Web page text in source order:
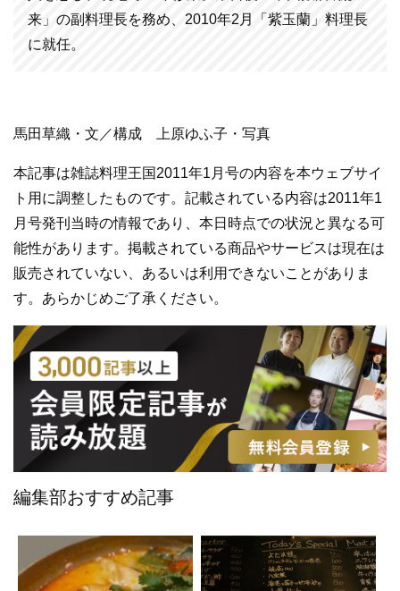
来」の副料理長を務め、2010年2月「紫玉蘭」料理長
に就任。
馬田草織・文／構成 上原ゆふ子・写真
本記事は雑誌料理王国2011年1月号の内容を本ウェブサイ
ト用に調整したものです。記載されている内容は2011年1
月号発刊当時の情報であり、本日時点での状況と異なる可
能性があります。掲載されている商品やサービスは現在は
販売されていない、あるいは利用できないことがありま
す。あらかじめご了承ください。
編集部おすすめ記事